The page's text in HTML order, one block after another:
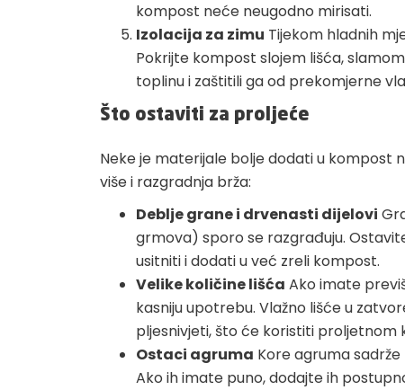
kompost neće neugodno mirisati.
Izolacija za zimu Tijekom hladnih
Pokrijte kompost slojem lišća,
toplinu i zaštitili ga od prekomjerne
Što ostaviti za proljeće
Neke je materijale bolje dodati u kompost
više i razgradnja brža:
Deblje grane i drvenasti dijelovi
grmova) sporo se razgrađuju.
usitniti i dodati u već zreli kompost.
Velike količine lišća Ako imate
kasniju upotrebu. Vlažno lišće u
pljesnivjeti, što će koristiti proljetnom
Ostaci agruma Kore agruma
Ako ih imate puno, dodajte ih